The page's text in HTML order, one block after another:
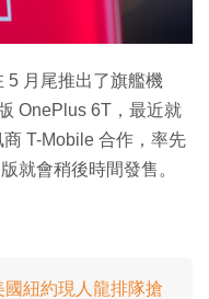
5 月尾推出了旗艦機
OnePlus 6T，最近就
T-Mobile 合作，率先
就會稍後時間發售。
紐約現人龍排隊搶